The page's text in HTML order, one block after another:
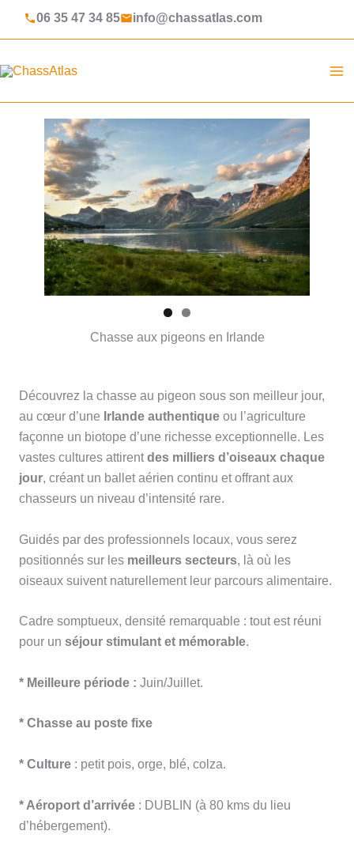
06 35 47 34 85 info@chassatlas.com
Chasse aux pigeons en Irlande
Découvrez la chasse au pigeon sous son meilleur jour,
au cœur d’une Irlande authentique ou l’agriculture
façonne un biotope d’une richesse exceptionnelle. Les
vastes cultures attirentdes milliers d’oiseaux chaque
jour, créant un ballet aérien continu et offrant aux
chasseurs un niveau d’intensité rare.
Guidés par des professionnels locaux, vous serez
positionnés sur les meilleurs secteurs, là où les
oiseaux suivent naturellement leur parcours alimentaire.
Cadre somptueux, densité remarquable : tout est réuni
pour un séjour stimulant et mémorable.
* Meilleure période : Juin/Juillet.
* Chasse au poste fixe
* Culture : petit pois, orge, blé, colza.
* Aéroport d’arrivée : DUBLIN (à 80 kms du lieu
d’hébergement).